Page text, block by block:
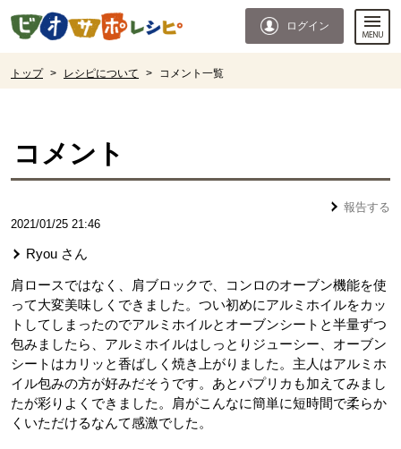
ページの先頭です。
ログイン
トップ > レシピについて > コメント一覧
コメント
報告する
2021/01/25 21:46
Ryou さん
肩ロースではなく、肩ブロックで、コンロのオーブン機能を使
って大変美味しくできました。つい初めにアルミホイルをカッ
トしてしまったのでアルミホイルとオーブンシートと半量ずつ
包みましたら、アルミホイルはしっとりジューシー、オーブン
シートはカリッと香ばしく焼き上がりました。主人はアルミホ
イル包みの方が好みだそうです。あとパプリカも加えてみまし
たが彩りよくできました。肩がこんなに簡単に短時間で柔らか
くいただけるなんて感激でした。